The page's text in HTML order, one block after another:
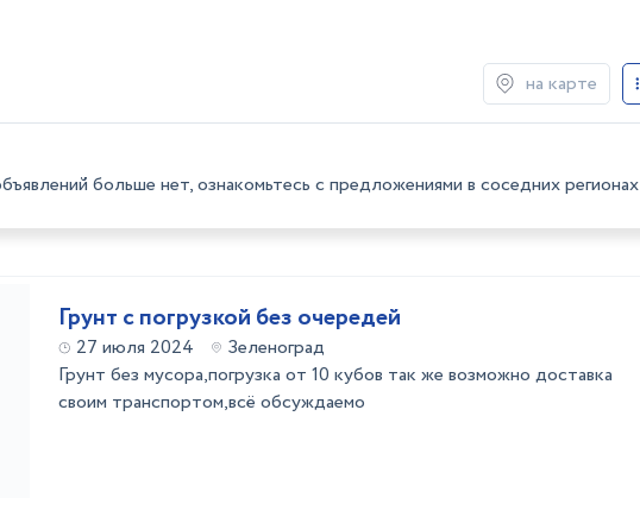
на карте
больше нет, ознакомьтесь с предложениями в соседних регионах
Грунт с погрузкой без очередей
27 июля 2024
Зеленоград
Грунт без мусора,погрузка от 10 кубов так же возможно доставка
своим транспортом,всё обсуждаемо